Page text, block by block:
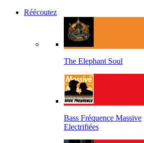
Réécoutez
The Elephant Soul
Bass Fréquence Massive
Electrifiées